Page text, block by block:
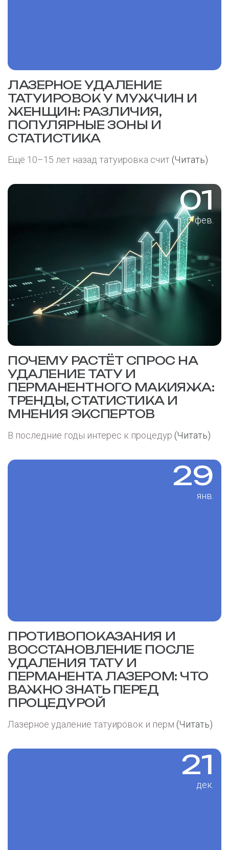
ЛАЗЕРНОЕ УДАЛЕНИЕ
ТАТУИРОВОК У МУЖЧИН И
ЖЕНЩИН: РАЗЛИЧИЯ,
ПОПУЛЯРНЫЕ ЗОНЫ И
СТАТИСТИКА
Ещё 10–15 лет назад татуировка счит (Читать)
01
фев.
ПОЧЕМУ РАСТЁТ СПРОС НА
УДАЛЕНИЕ ТАТУ И
ПЕРМАНЕНТНОГО МАКИЯЖА:
ТРЕНДЫ, СТАТИСТИКА И
МНЕНИЯ ЭКСПЕРТОВ
В последние годы интерес к процедур (Читать)
29
янв.
ПРОТИВОПОКАЗАНИЯ И
ВОССТАНОВЛЕНИЕ ПОСЛЕ
УДАЛЕНИЯ ТАТУ И
ПЕРМАНЕНТА ЛАЗЕРОМ: ЧТО
ВАЖНО ЗНАТЬ ПЕРЕД
ПРОЦЕДУРОЙ
Лазерное удаление татуировок и перм (Читать)
21
дек.